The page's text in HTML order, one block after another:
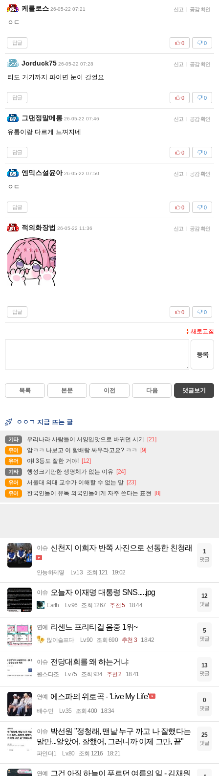
케를로스 26-05-22 07:21 신고 | 공감 확인
ㅇㄷ
답글 0
0
Jorduck75 26-05-22 07:28 신고 | 공감 확인
티도 거기까지 파이면 눈이 갈껄요
답글 0
0
그댄정말메롱 26-05-22 07:46 신고 | 공감 확인
유툽이랑 다르게 느껴지네
답글 0
0
엔믹스설윤아 26-05-22 07:50 신고 | 공감 확인
ㅇㄷ
답글 0
0
적의화장법 26-05-22 11:36 신고 | 공감 확인
답글 0
0
새로고침
등록
목록 본문 이전 다음 댓글보기
ㅇㅇㄱ 지금 뜨는 글
기타 우리나라 사람들이 서양입맛으로 바뀌던 시기 [21]
유머 앜ㅋㅋ 나보고 이 할배랑 싸우라고요? ㅋㅋ [9]
유머 야! 3등도 잘한 거야! [12]
기타 행성크기만한 생명체가 없는 이유 [24]
유머 서울대 의대 교수가 이해할 수 없는 말 [23]
유머 한국인들이 유독 외국인들에게 자주 쓴다는 표현 [8]
이슈 신천지 이희자 반쪽 사진으로 선동한 친청래
안능하제옇 Lv.13 조회 121 19:02
1
댓글
이슈 오늘자 이재명 대통령 SNS.....jpg
Earth Lv.96 조회 1267 추천 5 18:44
12
댓글
연예 리센느 프리티걸 음중 1위~
많이슬프다 Lv.90 조회 690 추천 3 18:42
5
댓글
이슈 전당대회를 왜 하는거냐
원스타조 Lv.75 조회 934 추천 2 18:41
13
댓글
연예 에스파의 위로곡 - 'Live My Life'
배수민 Lv.35 조회 400 18:34
0
댓글
이슈 박선원 "정청래, 맨날 누구 까고 나 잘했다는
말만...알았어, 잘했어, 그러니까 이제 그만, 끝"
파인더1 Lv.80 조회 1216 18:21
25
댓글
연예 그건 아직 하늘이 푸르던 여름의 일 - 김채원